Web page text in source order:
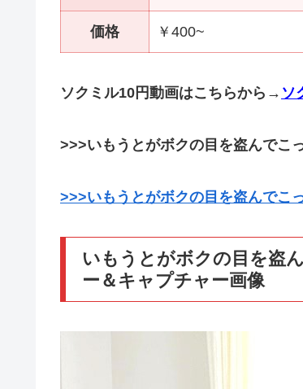
価格 ￥400~
ソクミル10円動画はこちらから→ ソ
>>>いもうとがボクの目を盗んでこ
>>>いもうとがボクの目を盗んでこ
いもうとがボクの目を盗
ー＆キャプチャー画像